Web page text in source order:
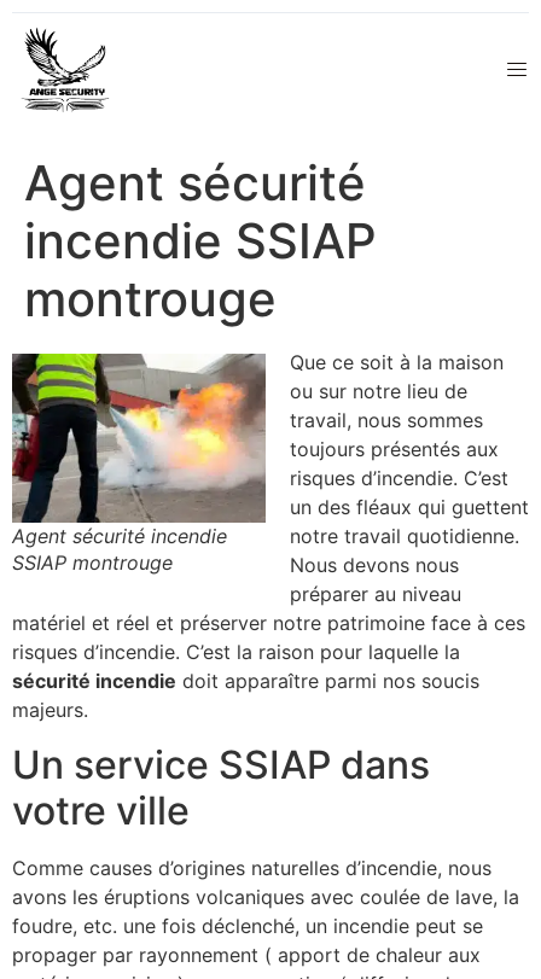
Agent sécurité
incendie SSIAP
montrouge
Agent sécurité incendie
SSIAP montrouge
Que ce soit à la maison
ou sur notre lieu de
travail, nous sommes
toujours présentés aux
risques d’incendie. C’est
un des fléaux qui guettent
notre travail quotidienne.
Nous devons nous
préparer au niveau
matériel et réel et préserver notre patrimoine face à ces
risques d’incendie. C’est la raison pour laquelle la
sécurité incendie doit apparaître parmi nos soucis
majeurs.
Un service SSIAP dans
votre ville
Comme causes d’origines naturelles d’incendie, nous
avons les éruptions volcaniques avec coulée de lave, la
foudre, etc. une fois déclenché, un incendie peut se
propager par rayonnement ( apport de chaleur aux